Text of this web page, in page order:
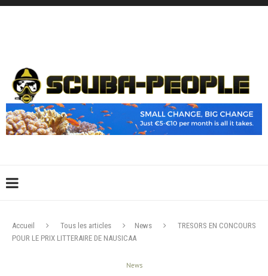
Accueil Tous les articles News
TRESORS EN CONCOURS
POUR LE PRIX LITTERAIRE DE NAUSICAA
News